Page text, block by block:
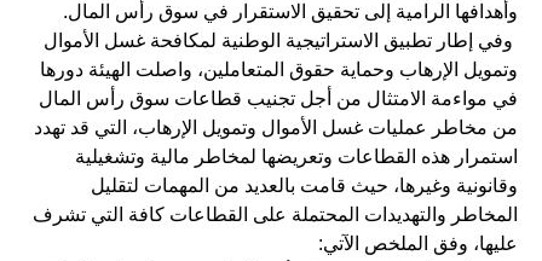
وأهدافها الرامية إلى تحقيق الاستقرار في سوق رأس المال.
وفي إطار تطبيق الاستراتيجية الوطنية لمكافحة غسل الأموال
وتمويل الإرهاب وحماية حقوق المتعاملين، واصلت الهيئة دورها
في مواءمة الامتثال من أجل تجنيب قطاعات سوق رأس المال
من مخاطر عمليات غسل الأموال وتمويل الإرهاب، التي قد تهدد
استمرار هذه القطاعات وتعريضها لمخاطر مالية وتشغيلية
وقانونية وغيرها، حيث قامت بالعديد من المهمات لتقليل
المخاطر والتهديدات المحتملة على القطاعات كافة التي تشرف
عليها، وفق الملخص الآتي: